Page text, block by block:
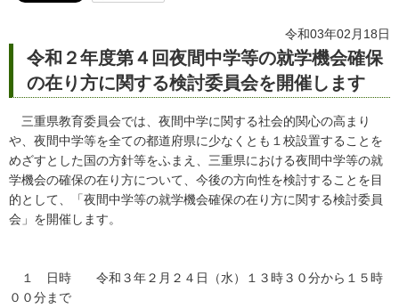
令和03年02月18日
令和２年度第４回夜間中学等の就学機会確保
の在り方に関する検討委員会を開催します
三重県教育委員会では、夜間中学に関する社会的関心の高まり
や、夜間中学等を全ての都道府県に少なくとも１校設置することを
めざすとした国の方針等をふまえ、三重県における夜間中学等の就
学機会の確保の在り方について、今後の方向性を検討することを目
的として、「夜間中学等の就学機会確保の在り方に関する検討委員
会」を開催します。
１ 日時 令和３年２月２４日（水）１３時３０分から１５時
００分まで